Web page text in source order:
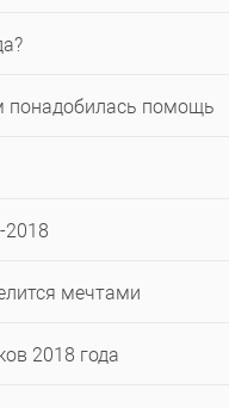
понадобилась помощь
2018
мечтами
2018 года